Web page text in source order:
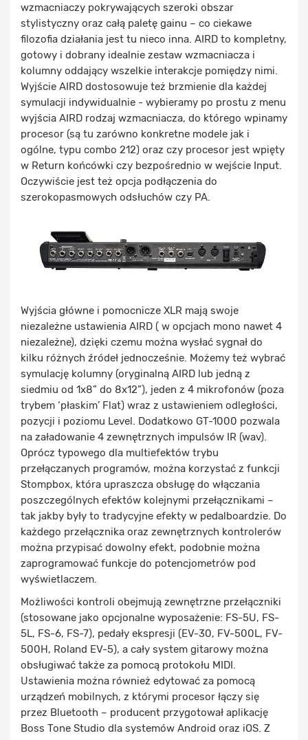
wzmacniaczy pokrywających szeroki obszar
stylistyczny oraz całą paletę gainu – co ciekawe
filozofia działania jest tu nieco inna. AIRD to kompletny,
gotowy i dobrany idealnie zestaw wzmacniacza i
kolumny oddający wszelkie interakcje pomiędzy nimi.
Wyjście AIRD dostosowuje też brzmienie dla każdej
symulacji indywidualnie - wybieramy po prostu z menu
wyjścia AIRD rodzaj wzmacniacza, do którego wpinamy
procesor (są tu zarówno konkretne modele jak i
ogólne, typu combo 212) oraz czy procesor jest wpięty
w Return końcówki czy bezpośrednio w wejście Input.
Oczywiście jest też opcja podłączenia do
szerokopasmowych odsłuchów czy PA.
Wyjścia główne i pomocnicze XLR mają swoje
niezależne ustawienia AIRD ( w opcjach mono nawet 4
niezależne), dzięki czemu można wysłać sygnał do
kilku różnych źródeł jednocześnie. Możemy też wybrać
symulację kolumny (oryginalną AIRD lub jedną z
siedmiu od 1x8” do 8x12”), jeden z 4 mikrofonów (poza
trybem ‘płaskim’ Flat) wraz z ustawieniem odległości,
pozycji i poziomu Level. Dodatkowo GT-1000 pozwala
na załadowanie 4 zewnętrznych impulsów IR (wav).
Oprócz typowego dla multiefektów trybu
przełączanych programów, można korzystać z funkcji
Stompbox, która upraszcza obsługę do włączania
poszczególnych efektów kolejnymi przełącznikami –
tak jakby były to tradycyjne efekty w pedalboardzie. Do
każdego przełącznika oraz zewnętrznych kontrolerów
można przypisać dowolny efekt, podobnie można
zaprogramować funkcje do potencjometrów pod
wyświetlaczem.
Możliwości kontroli obejmują zewnętrzne przełączniki
(stosowane jako opcjonalne wyposażenie: FS-5U, FS-
5L, FS-6, FS-7), pedały ekspresji (EV-30, FV-500L, FV-
500H, Roland EV-5), a cały system gitarowy można
obsługiwać także za pomocą protokołu MIDI.
Ustawienia można również edytować za pomocą
urządzeń mobilnych, z którymi procesor łączy się
przez Bluetooth – producent przygotował aplikację
Boss Tone Studio dla systemów Android oraz iOS. Z